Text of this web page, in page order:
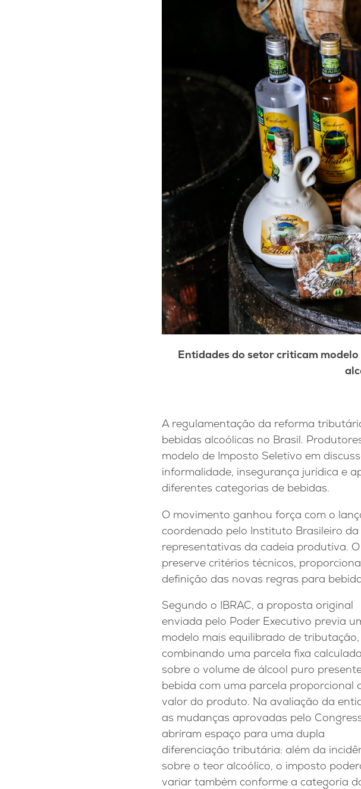
Entidades do setor criticam
A regulamentação da reforma
bebidas alcoólicas no Brasil.
modelo de Imposto Seletivo em
informalidade, insegurança jurídica e
diferentes categorias de bebidas.
O movimento ganhou força com o
coordenado pelo Instituto Brasileiro da
representativas da cadeia produtiva.
preserve critérios técnicos,
definição das novas regras para
Segundo o IBRAC, a proposta original
enviada pelo Poder Executivo previa
modelo mais equilibrado de tributação,
combinando uma parcela fixa calculada
sobre o volume de álcool puro
bebida com uma parcela proporcional
valor do produto. Na avaliação da
as mudanças aprovadas pelo
abriram espaço para uma dupla
diferenciação tributária: além da
sobre o teor alcoólico, o imposto
variar também conforme a categoria